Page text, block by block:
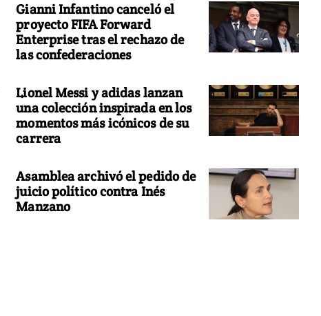
Gianni Infantino canceló el
proyecto FIFA Forward
Enterprise tras el rechazo de
las confederaciones
Lionel Messi y adidas lanzan
una colección inspirada en los
momentos más icónicos de su
carrera
Asamblea archivó el pedido de
juicio político contra Inés
Manzano